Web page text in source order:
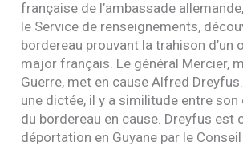
française de l’ambassade
le Service de renseignements,
bordereau prouvant la trahison d’un
major français. Le général Mercier,
Guerre, met en cause Alfred
une dictée, il y a similitude entre
du bordereau en cause. Dreyfus est
déportation en Guyane par le